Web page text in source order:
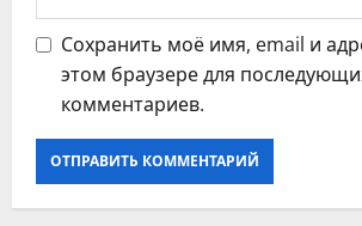
Сохранить моё имя, email и
этом браузере для
комментариев.